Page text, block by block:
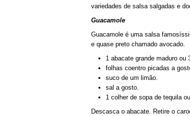
variedades de salsa salgadas e
Guacamole
Guacamole é uma salsa
e quase preto chamado avocado.
1 abacate grande maduro ou
folhas coentro picadas a
suco de um limão.
sal a gosto.
1 colher de sopa de tequila
Descasca o abacate. Retire o